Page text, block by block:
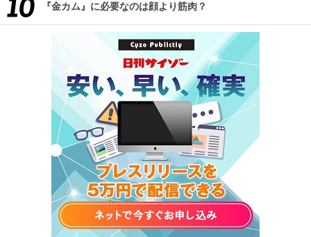
『金カム』に必要なのは顔より筋肉？